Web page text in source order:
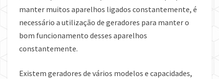
manter muitos aparelhos ligados constantemente, é
necessário a utilização de geradores para manter o
bom funcionamento desses aparelhos
constantemente.
Existem geradores de vários modelos e capacidades,